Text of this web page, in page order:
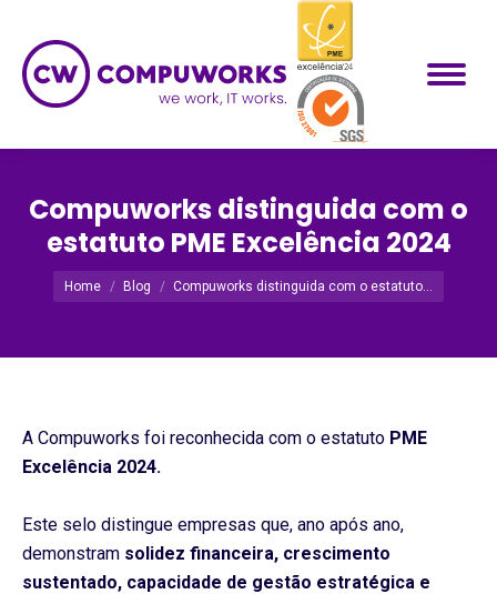
Compuworks distinguida com o
estatuto PME Excelência 2024
Você está aqui:
Home Blog Compuworks distinguida com o estatuto…
A Compuworks foi reconhecida com o estatuto PME
Excelência 2024.
Este selo distingue empresas que, ano após ano,
demonstram solidez financeira, crescimento
sustentado, capacidade de gestão estratégica e